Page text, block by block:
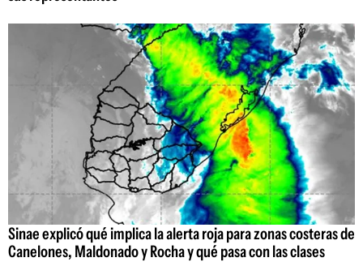
Sinae explicó qué implica la alerta roja para zonas costeras de
Canelones, Maldonado y Rocha y qué pasa con las clases